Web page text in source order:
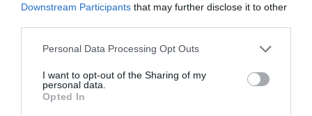
Downstream Participants that may further disclose it to other
Personal Data Processing Opt Outs
I want to opt-out of the Sharing of my
personal data.
Opted In
Η μακρά λίστα με
τις υποψηφιότητες
για το Βραβείο
Booker 2026
2026 στο Ναύπλιο